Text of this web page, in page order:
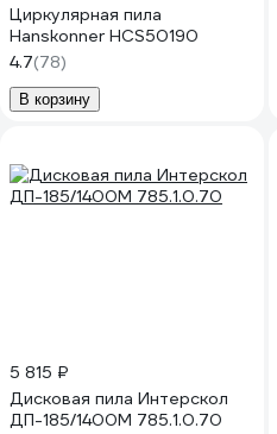
Циркулярная пила
Hanskonner HCS50190
4.7(78)
В корзину
5 815 ₽
Дисковая пила Интерскол
ДП-185/1400М 785.1.0.70